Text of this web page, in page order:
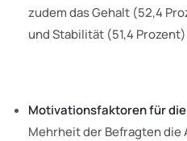
zudem das Gehalt (52,4
und Stabilität (51,4
Motivationsfaktoren für
Mehrheit der Befragten